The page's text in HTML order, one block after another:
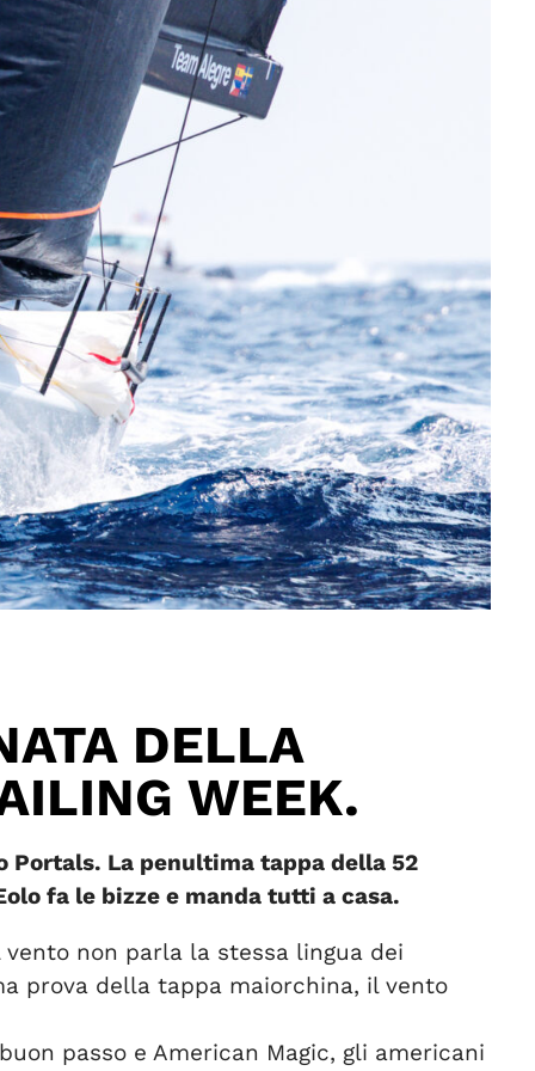
DELLA
WEEK.
Portals. La penultima tappa della 52
fa le bizze e manda tutti a casa.
non parla la stessa lingua dei
prova della tappa maiorchina, il vento
passo e American Magic, gli americani